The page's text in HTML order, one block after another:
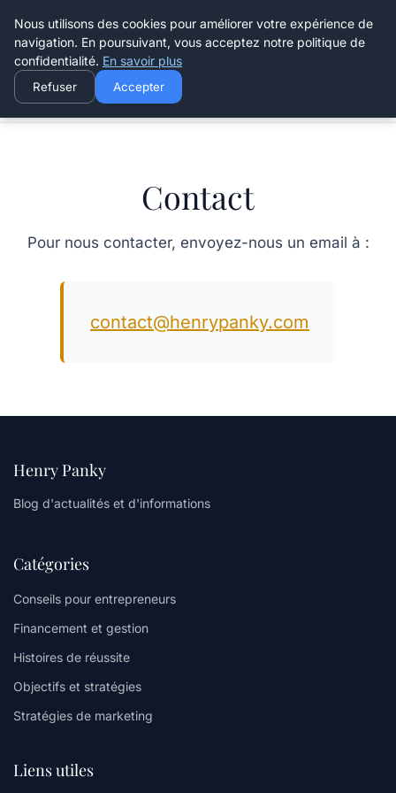
Henry Panky
Accueil Contact
Contact
Pour nous contacter, envoyez-nous un email à :
contact@henrypanky.com
Henry Panky
Blog d'actualités et d'informations
Catégories
Conseils pour entrepreneurs
Financement et gestion
Histoires de réussite
Objectifs et stratégies
Stratégies de marketing
Liens utiles
Nous utilisons des cookies pour améliorer votre expérience de
navigation. En poursuivant, vous acceptez notre politique de
confidentialité. En savoir plus
Refuser Accepter